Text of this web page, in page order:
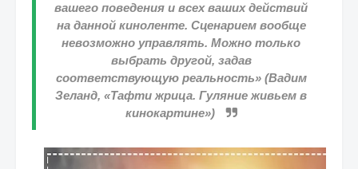
вашего поведения и всех ваших действий
на данной киноленте. Сценарием вообще
невозможно управлять. Можно только
выбрать другой, задав
соответствующую реальность» (Вадим
Зеланд, «Тафти жрица. Гуляние живьем в
кинокартине»)